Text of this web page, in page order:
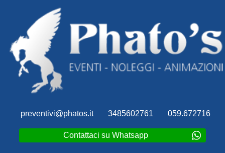
preventivi@phatos.it 3485602761 059.672716
Contattaci su Whatsapp